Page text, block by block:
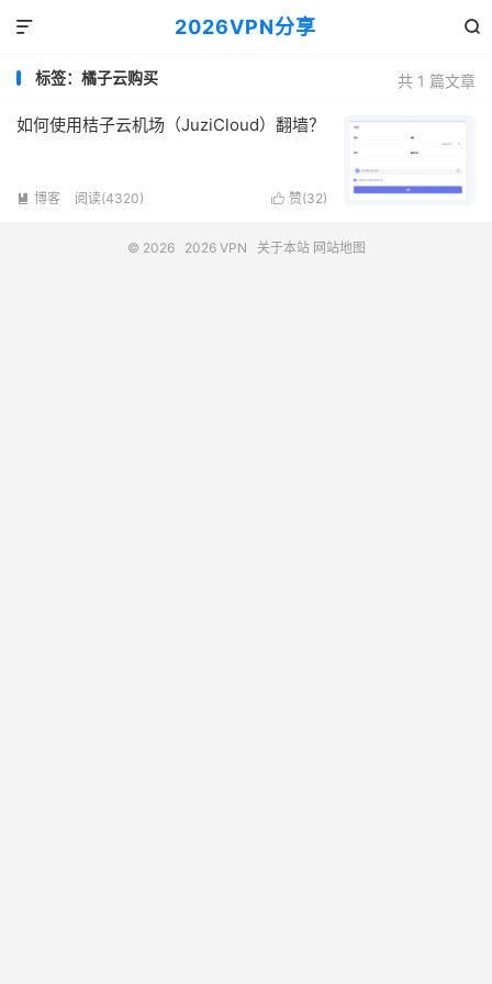
2026VPN分享 

共 1 篇文章
标签：橘子云购买
如何使用桔子云机场（JuziCloud）翻墙？
 赞(32)
 博客 阅读(4320)
© 2026 2026 VPN 关于本站 网站地图